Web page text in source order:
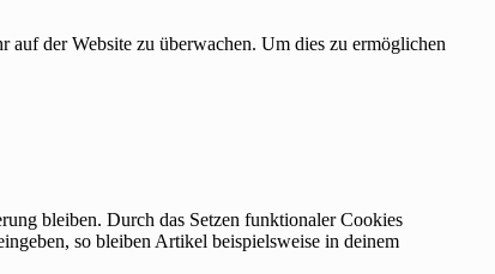
der Website zu überwachen. Um dies zu ermöglichen
bleiben. Durch das Setzen funktionaler Cookies
so bleiben Artikel beispielsweise in deinem